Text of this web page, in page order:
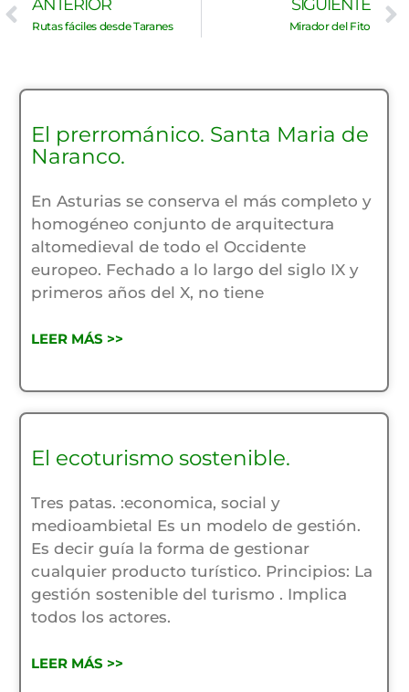
ANTERIOR
Rutas fáciles desde Taranes
SIGUIENTE
Mirador del Fito
El prerrománico. Santa Maria de
Naranco.
En Asturias se conserva el más completo y
homogéneo conjunto de arquitectura
altomedieval de todo el Occidente
europeo. Fechado a lo largo del siglo IX y
primeros años del X, no tiene
LEER MÁS >>
El ecoturismo sostenible.
Tres patas. :economica, social y
medioambietal Es un modelo de gestión.
Es decir guía la forma de gestionar
cualquier producto turístico. Principios: La
gestión sostenible del turismo . Implica
todos los actores.
LEER MÁS >>